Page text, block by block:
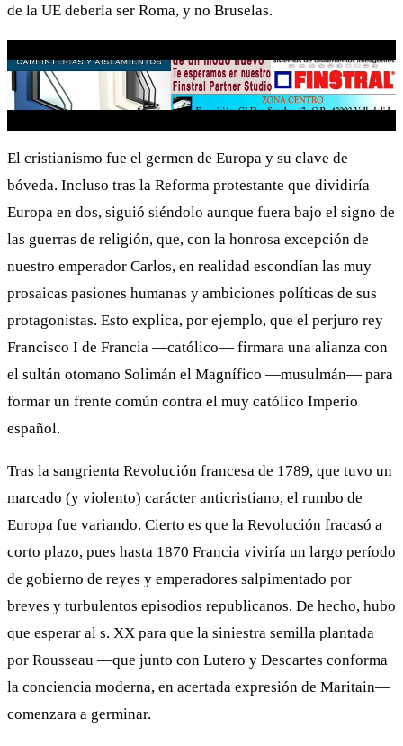
de la UE debería ser Roma, y no Bruselas.
El cristianismo fue el germen de Europa y su clave de
bóveda. Incluso tras la Reforma protestante que dividiría
Europa en dos, siguió siéndolo aunque fuera bajo el signo de
las guerras de religión, que, con la honrosa excepción de
nuestro emperador Carlos, en realidad escondían las muy
prosaicas pasiones humanas y ambiciones políticas de sus
protagonistas. Esto explica, por ejemplo, que el perjuro rey
Francisco I de Francia ―católico― firmara una alianza con
el sultán otomano Solimán el Magnífico ―musulmán― para
formar un frente común contra el muy católico Imperio
español.
Tras la sangrienta Revolución francesa de 1789, que tuvo un
marcado (y violento) carácter anticristiano, el rumbo de
Europa fue variando. Cierto es que la Revolución fracasó a
corto plazo, pues hasta 1870 Francia viviría un largo período
de gobierno de reyes y emperadores salpimentado por
breves y turbulentos episodios republicanos. De hecho, hubo
que esperar al s. XX para que la siniestra semilla plantada
por Rousseau ―que junto con Lutero y Descartes conforma
la conciencia moderna, en acertada expresión de Maritain―
comenzara a germinar.